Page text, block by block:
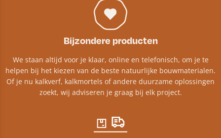
Bijzondere producten
We staan altijd voor je klaar, online en telefonisch, om je te
helpen bij het kiezen van de beste natuurlijke bouwmaterialen.
Of je nu kalkverf, kalkmortels of andere duurzame oplossingen
zoekt, wij adviseren je graag bij elk project.​